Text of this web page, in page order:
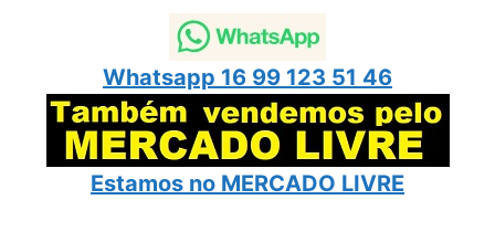
Whatsapp 16 99 123 51 46
Estamos no MERCADO LIVRE